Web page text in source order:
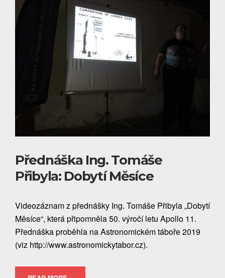
Přednáška Ing. Tomáše
Přibyla: Dobytí Měsíce
Videozáznam z přednášky Ing. Tomáše Přibyla „Dobytí
Měsíce“, která připomněla 50. výročí letu Apollo 11.
Přednáška proběhla na Astronomickém táboře 2019
(viz http://www.astronomickytabor.cz).